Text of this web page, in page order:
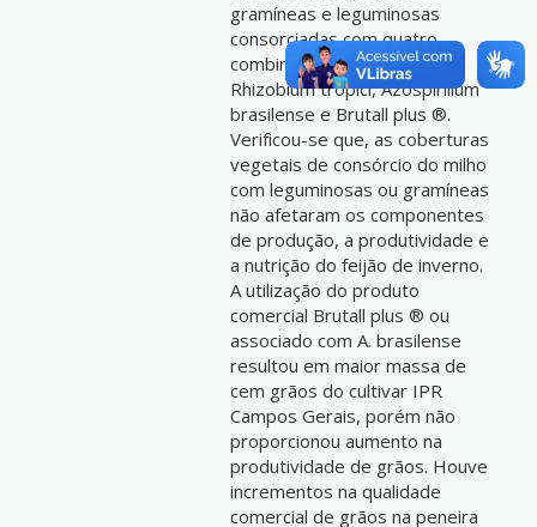
gramíneas e leguminosas
consorciadas com quatro
combinações de inoculantes:
Rhizobium tropici, Azospirillum
brasilense e Brutall plus ®.
Verificou-se que, as coberturas
vegetais de consórcio do milho
com leguminosas ou gramíneas
não afetaram os componentes
de produção, a produtividade e
a nutrição do feijão de inverno.
A utilização do produto
comercial Brutall plus ® ou
associado com A. brasilense
resultou em maior massa de
cem grãos do cultivar IPR
Campos Gerais, porém não
proporcionou aumento na
produtividade de grãos. Houve
incrementos na qualidade
comercial de grãos na peneira